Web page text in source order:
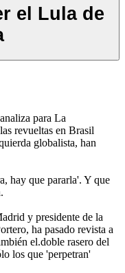
el Lula de
para La
revueltas en Brasil
globalista, han
hay que pararla'. Y que
y presidente de la
ha pasado revista a
el.doble rasero del
los que 'perpetran'